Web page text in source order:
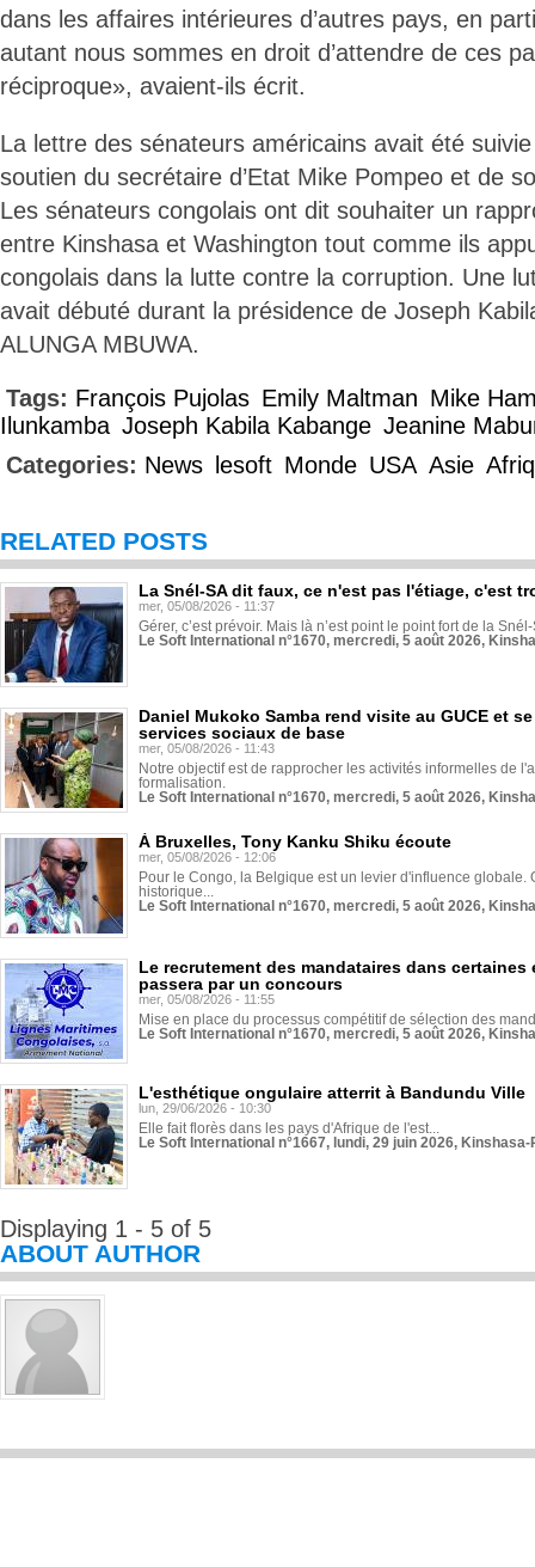
dans les affaires intérieures d’autres pays, en
autant nous sommes en droit d’attendre de ces
réciproque», avaient-ils écrit.
La lettre des sénateurs américains avait été
soutien du secrétaire d’Etat Mike Pompeo et de
Les sénateurs congolais ont dit souhaiter un
entre Kinshasa et Washington tout comme ils
congolais dans la lutte contre la corruption. Une
avait débuté durant la présidence de Joseph
ALUNGA MBUWA.
Tags: François Pujolas Emily Maltman Mike
Ilunkamba Joseph Kabila Kabange Jeanine
Categories: News lesoft Monde USA Asie
RELATED POSTS
La Snél-SA dit faux, ce n'est pas l'étiage, c'est
mer, 05/08/2026 - 11:37
Gérer, c’est prévoir. Mais là n’est point le point fort de la
Le Soft International n°1670, mercredi, 5 août 2026,
Daniel Mukoko Samba rend visite au GUCE et
services sociaux de base
mer, 05/08/2026 - 11:43
Notre objectif est de rapprocher les activités informelles de
formalisation.
Le Soft International n°1670, mercredi, 5 août 2026,
À Bruxelles, Tony Kanku Shiku écoute
mer, 05/08/2026 - 12:06
Pour le Congo, la Belgique est un levier d'influence globale.
historique...
Le Soft International n°1670, mercredi, 5 août 2026,
Le recrutement des mandataires dans
passera par un concours
mer, 05/08/2026 - 11:55
Mise en place du processus compétitif de sélection des
Le Soft International n°1670, mercredi, 5 août 2026,
L'esthétique ongulaire atterrit à Bandundu Ville
lun, 29/06/2026 - 10:30
Elle fait florès dans les pays d'Afrique de l'est...
Le Soft International n°1667, lundi, 29 juin 2026,
Displaying 1 - 5 of 5
ABOUT AUTHOR